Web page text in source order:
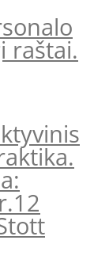
raštai.